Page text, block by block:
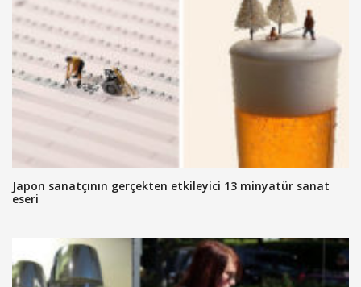
Japon sanatçının gerçekten etkileyici 13 minyatür sanat
eseri